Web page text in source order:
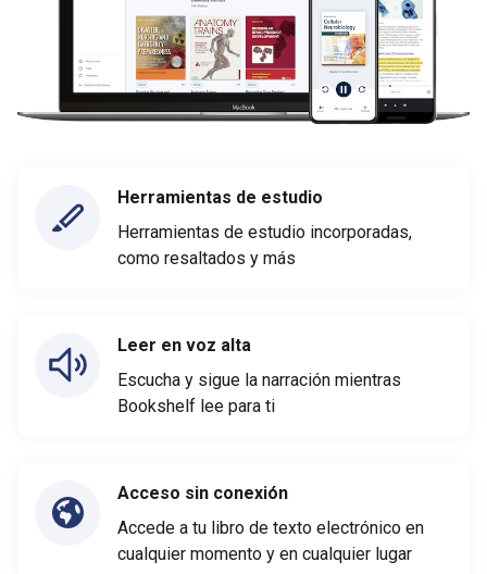
Herramientas de estudio
Herramientas de estudio incorporadas,
como resaltados y más
Leer en voz alta
Escucha y sigue la narración mientras
Bookshelf lee para ti
Acceso sin conexión
Accede a tu libro de texto electrónico en
cualquier momento y en cualquier lugar